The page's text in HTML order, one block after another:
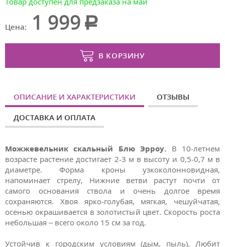
Цена: 1 999
В КОРЗИНУ
ОПИСАНИЕ И ХАРАКТЕРИСТИКИ ОТЗЫВЫ
ДОСТАВКА И ОПЛАТА
Можжевельник скальный Блю Эрроу. В 10-летнем
возрасте растение достигает 2-3 м в высоту и 0,5-0,7 м в
диаметре. Форма кроны узкоколонновидная,
напоминает стрелу, Нижние ветви растут почти от
самого основания ствола и очень долгое время
сохраняются. Хвоя ярко-голубая, мягкая, чешуйчатая,
осенью окрашивается в золотистый цвет. Скорость роста
небольшая – всего около 15 см за год.
Устойчив к городским условиям (дым, пыль). Любит